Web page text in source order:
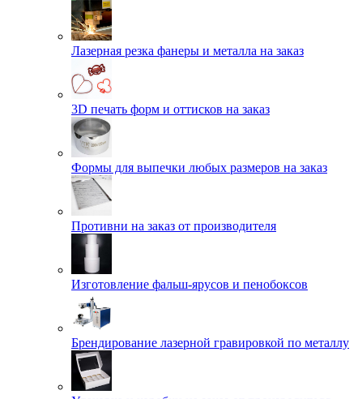
Лазерная резка фанеры и металла на заказ
3D печать форм и оттисков на заказ
Формы для выпечки любых размеров на заказ
Противни на заказ от производителя
Изготовление фальш-ярусов и пенобоксов
Брендирование лазерной гравировкой по металлу